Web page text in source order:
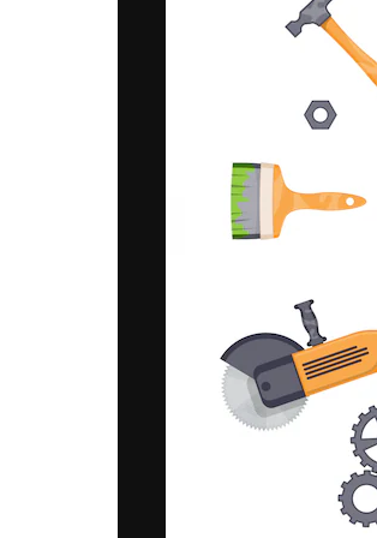
La plataforma
trabajo. Más
entre
estudios.
Español
Copyright ©